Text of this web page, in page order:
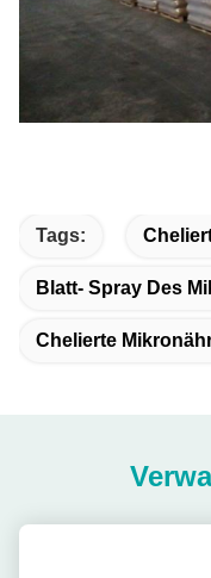
Tags:
Blatt- Spray Des
Chelierte